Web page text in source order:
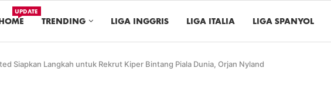
UPDATE
TRENDING LIGA INGGRIS LIGA ITALIA LIGA SPANYOL
Siapkan Langkah untuk Rekrut Kiper Bintang Piala Dunia, Orjan Nyland